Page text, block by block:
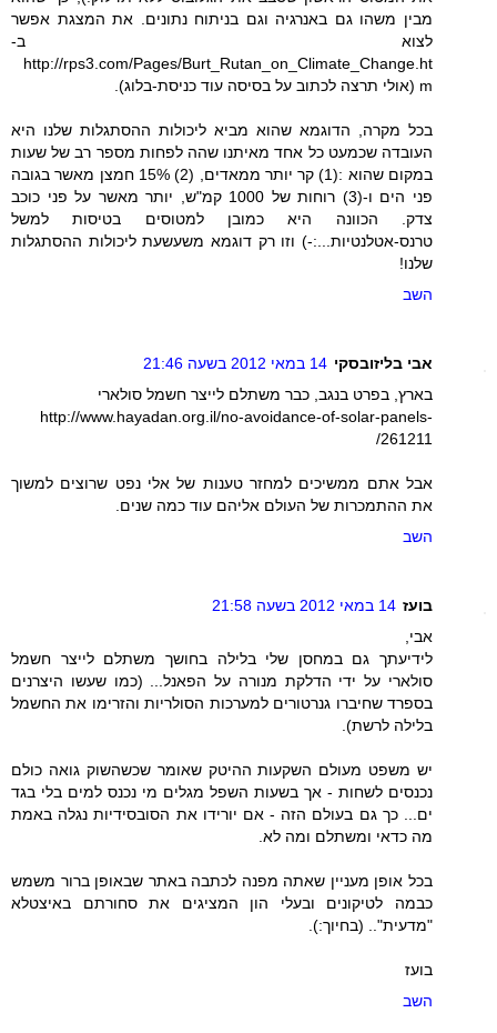
מבין משהו גם באנרגיה וגם בניתוח נתונים. את המצגת אפשר
לצוא ב-
http://rps3.com/Pages/Burt_Rutan_on_Climate_Change.ht
m (אולי תרצה לכתוב על בסיסה עוד כניסת-בלוג).
בכל מקרה, הדוגמא שהוא מביא ליכולות ההסתגלות שלנו היא
העובדה שכמעט כל אחד מאיתנו שהה לפחות מספר רב של שעות
במקום שהוא :(1) קר יותר ממאדים, (2) 15% חמצן מאשר בגובה
פני הים ו-(3) רוחות של 1000 קמ"ש, יותר מאשר על פני כוכב
צדק. הכוונה היא כמובן למטוסים בטיסות למשל
טרנס-אטלנטיות...:-) וזו רק דוגמא משעשעת ליכולות ההסתגלות
שלנו!
השב
אבי בליזובסקי 14 במאי 2012 בשעה 21:46
בארץ, בפרט בנגב, כבר משתלם לייצר חשמל סולארי
http://www.hayadan.org.il/no-avoidance-of-solar-panels-
261211/
אבל אתם ממשיכים למחזר טענות של אלי נפט שרוצים למשוך
את ההתמכרות של העולם אליהם עוד כמה שנים.
השב
בועז 14 במאי 2012 בשעה 21:58
אבי,
לידיעתך גם במחסן שלי בלילה בחושך משתלם לייצר חשמל
סולארי על ידי הדלקת מנורה על הפאנל... (כמו שעשו היצרנים
בספרד שחיברו גנרטורים למערכות הסולריות והזרימו את החשמל
בלילה לרשת).
יש משפט מעולם השקעות ההיטק שאומר שכשהשוק גואה כולם
נכנסים לשחות - אך בשעות השפל מגלים מי נכנס למים בלי בגד
ים... כך גם בעולם הזה - אם יורידו את הסובסידיות נגלה באמת
מה כדאי ומשתלם ומה לא.
בכל אופן מעניין שאתה מפנה לכתבה באתר שבאופן ברור משמש
כבמה לטיקונים ובעלי הון המציגים את סחורתם באיצטלא
"מדעית".. (בחיוך:).
בועז
השב